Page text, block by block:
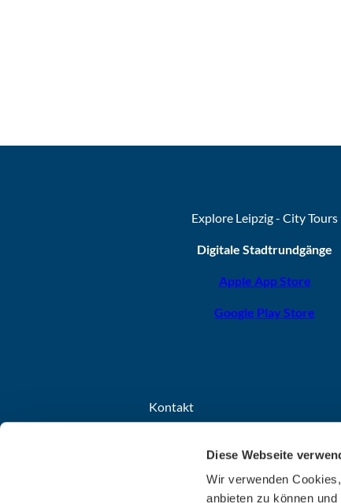
Diese Webseite
Wir verwenden
anbieten zu können
Explore Leipzig - City Tours
Digitale Stadtrundgänge
Apple App Store
Google Play Store
Kontakt
Grimmaischer Steinweg 8
04103 Leipzig